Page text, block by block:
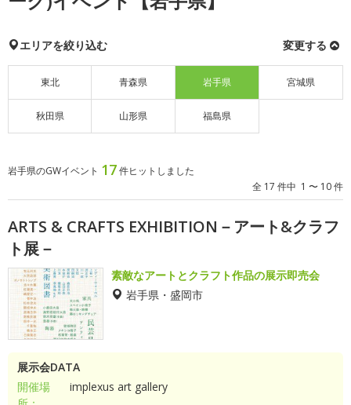
エリアを絞り込む 変更する
東北 青森県 岩手県 宮城県
秋田県 山形県 福島県
岩手県のGWイベント 17件ヒットしました
全 17 件中 1 〜 10 件
ARTS & CRAFTS EXHIBITION－アート&クラフ
ト展－
素敵なアートとクラフト作品の展示即売会
岩手県・盛岡市
展示会DATA
開催場
implexus art gallery